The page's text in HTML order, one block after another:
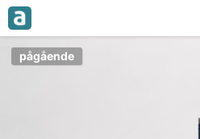
pågående